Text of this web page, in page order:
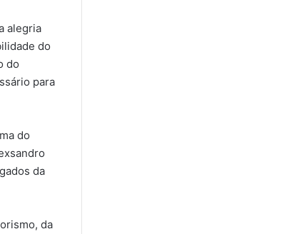
alegria
do
do
para
do
da
da